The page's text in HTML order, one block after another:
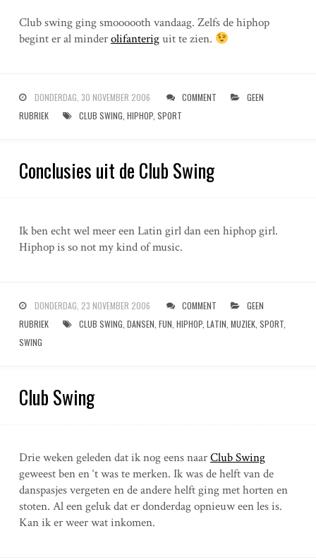
Club swing ging smoooooth vandaag. Zelfs de hiphop
begint er al minderolifanteriguit te zien.
DONDERDAG, 30 NOVEMBER 2006 COMMENT
GEEN
RUBRIEK
CLUB SWING HIPHOP, SPORT
Conclusies uit de Club Swing
Ik ben echt wel meer een Latin girl dan een hiphop girl.
Hiphop is so not my kind of music.
DONDERDAG, 23 NOVEMBER 2006 COMMENT
GEEN
RUBRIEK
CLUB SWING DANSEN FUN HIPHOP, LATIN MUZIEK, SPORT,
SWING
Club Swing
Drie weken geleden dat ik nog eens naarClub Swing
geweest ben en ‘t was te merken. Ik was de helft van de
danspasjes vergeten en de andere helft ging met horten en
stoten. Al een geluk dat er donderdag opnieuw een les is.
Kan ik er weer wat inkomen.